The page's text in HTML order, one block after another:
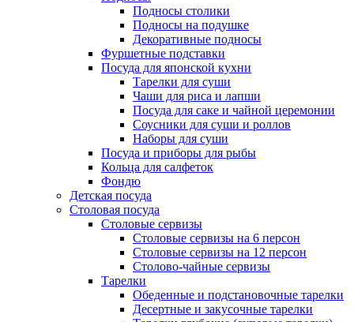
Подносы столики
Подносы на подушке
Декоративные подносы
Фуршетные подставки
Посуда для японской кухни
Тарелки для суши
Чаши для риса и лапши
Посуда для саке и чайной церемонии
Соусники для суши и роллов
Наборы для суши
Посуда и приборы для рыбы
Кольца для салфеток
Фондю
Детская посуда
Столовая посуда
Столовые сервизы
Столовые сервизы на 6 персон
Столовые сервизы на 12 персон
Столово-чайные сервизы
Тарелки
Обеденные и подстановочные тарелки
Десертные и закусочные тарелки